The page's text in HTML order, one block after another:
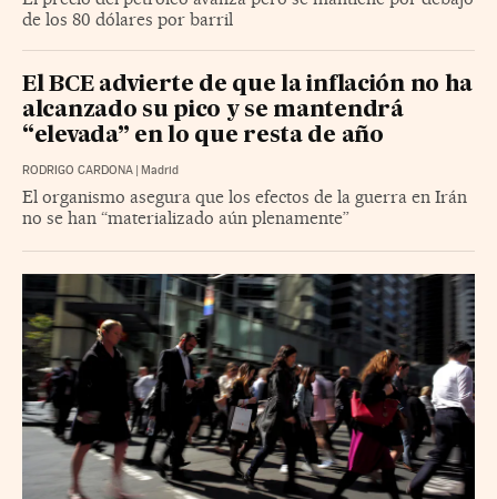
de los 80 dólares por barril
El BCE advierte de que la inflación no ha
alcanzado su pico y se mantendrá
“elevada” en lo que resta de año
RODRIGO CARDONA | Madrid
El organismo asegura que los efectos de la guerra en Irán
no se han “materializado aún plenamente”